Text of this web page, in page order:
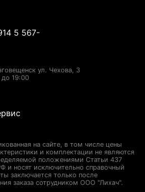
5 567-
ул. Чехова, 3
19:00
на сайте, в том числе цены
и комплектации не являются
положениями Статьи 437
и носят исключительно справочный
заключается только после
заказа сотрудником ООО "Лихач".